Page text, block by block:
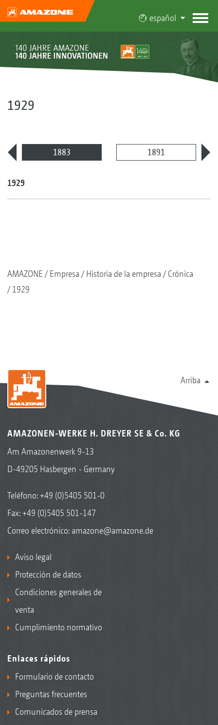
español
1929
1883 1891
1929
AMAZONE Empresa Historia de la empresa
Crónica
1929
Arriba
AMAZONEN-WERKE H. DREYER SE & Co. KG
Am Amazonenwerk 9-13
D-49205 Hasbergen - Germany
Teléfono:+49 (0)5405 501-0
Fax: +49 (0)5405 501-147
Correo electrónico: amazone@amazone.de
Aviso legal
Protección de datos
Condiciones generales de
venta
Cumplimiento normativo
Enlaces rápidos
Formulario de contacto
Preguntas frecuentes
Comunicados de prensa